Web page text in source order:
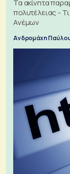
Τα ακίνητα
πολυτέλειας -
Ανέμων
Ανδρομάχη